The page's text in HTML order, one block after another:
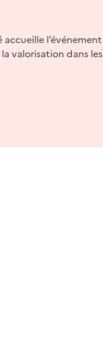
l’événement
valorisation dans les